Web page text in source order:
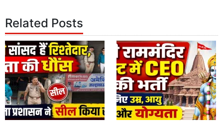
Related Posts